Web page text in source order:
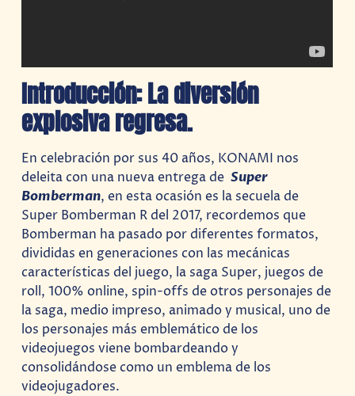
Introducción: La diversión
explosiva regresa.
En celebración por sus 40 años, KONAMI nos
deleita con una nueva entrega deSuper
Bomberman, en esta ocasión es la secuela de
Super Bomberman R del 2017, recordemos que
Bomberman ha pasado por diferentes formatos,
divididas en generaciones con las mecánicas
características del juego, la saga Super, juegos de
roll, 100% online, spin-offs de otros personajes de
la saga, medio impreso, animado y musical, uno de
los personajes más emblemático de los
videojuegos viene bombardeando y
consolidándose como un emblema de los
videojugadores.